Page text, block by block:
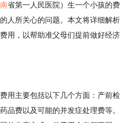
省第一人民医院）生一个小孩的费
人所关心的问题。本文将详细解析
用，以帮助准父母们提前做好经济
用主要包括以下几个方面：产前检
品费以及可能的并发症处理费等。